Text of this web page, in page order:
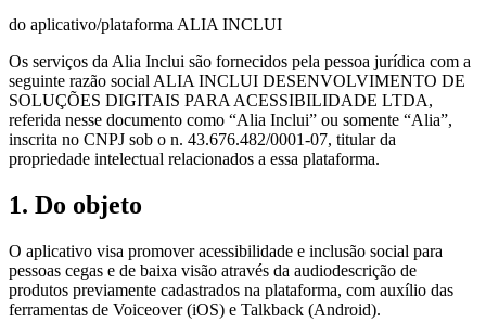
do aplicativo/plataforma ALIA INCLUI
Os serviços da Alia Inclui são fornecidos pela pessoa jurídica com a
seguinte razão social ALIA INCLUI DESENVOLVIMENTO DE
SOLUÇÕES DIGITAIS PARA ACESSIBILIDADE LTDA,
referida nesse documento como “Alia Inclui” ou somente “Alia”,
inscrita no CNPJ sob o n. 43.676.482/0001-07, titular da
propriedade intelectual relacionados a essa plataforma.
1. Do objeto
O aplicativo visa promover acessibilidade e inclusão social para
pessoas cegas e de baixa visão através da audiodescrição de
produtos previamente cadastrados na plataforma, com auxílio das
ferramentas de Voiceover (iOS) e Talkback (Android).